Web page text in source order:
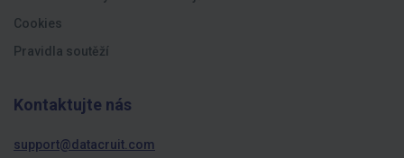
Cookies
Pravidla soutěží
Kontaktujte nás
support@datacruit.com